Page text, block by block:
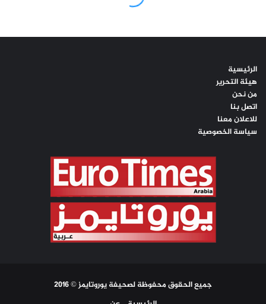
الرئيسية
هيئة التحرير
من نحن
اتصل بنا
للاعلان معنا
سياسة الخصوصية
جميع الحقوق محفوظة لصحيفة يوروتايمز © 2016